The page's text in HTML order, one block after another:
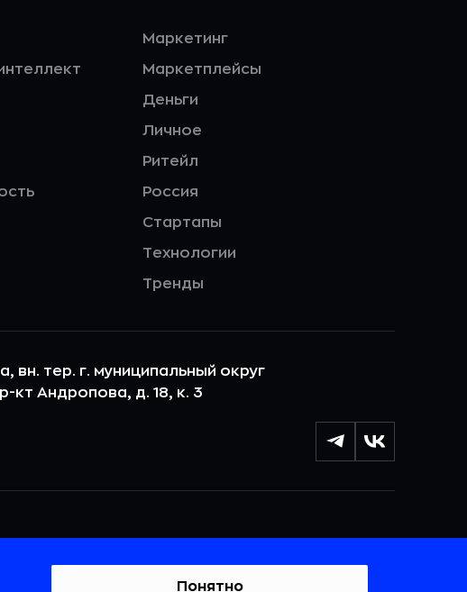
Маркетинг
Маркетплейсы
Деньги
Личное
Ритейл
Россия
Стартапы
Технологии
Тренды
вн. тер. г. муниципальный округ
кт Андропова, д. 18, к. 3
веб-сайтом. Если вы не хотите, чтобы ваши
обрабатывались, пожалуйста, ограничьте их использование в
Понятно